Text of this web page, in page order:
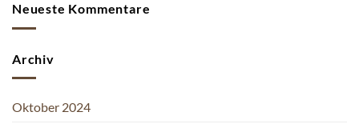
Neueste Kommentare
Archiv
Oktober 2024